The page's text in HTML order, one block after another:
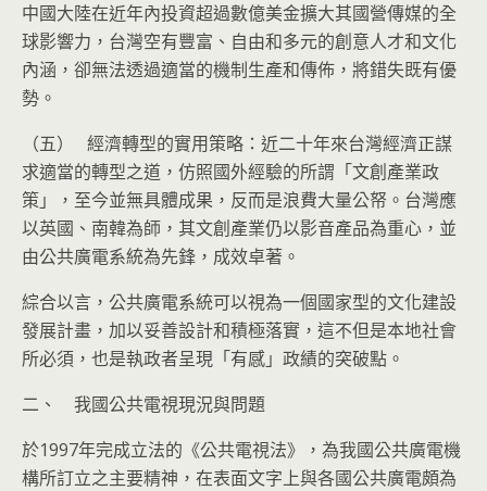
中國大陸在近年內投資超過數億美金擴大其國營傳媒的全
球影響力，台灣空有豐富、自由和多元的創意人才和文化
內涵，卻無法透過適當的機制生產和傳佈，將錯失既有優
勢。
（五） 經濟轉型的實用策略：近二十年來台灣經濟正謀
求適當的轉型之道，仿照國外經驗的所謂「文創產業政
策」，至今並無具體成果，反而是浪費大量公帑。台灣應
以英國、南韓為師，其文創產業仍以影音產品為重心，並
由公共廣電系統為先鋒，成效卓著。
綜合以言，公共廣電系統可以視為一個國家型的文化建設
發展計畫，加以妥善設計和積極落實，這不但是本地社會
所必須，也是執政者呈現「有感」政績的突破點。
二、 我國公共電視現況與問題
於1997年完成立法的《公共電視法》，為我國公共廣電機
構所訂立之主要精神，在表面文字上與各國公共廣電頗為